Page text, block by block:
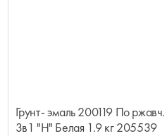
Грунт- эмаль 200119 По ржавч.
3в1 "Н" Белая 1.9 кг 205539